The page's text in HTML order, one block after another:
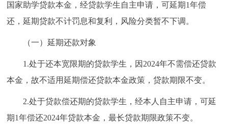
国家助学贷款本金，经贷款学生自主申请，可延期1年偿
还，延期贷款不计罚息和复利，风险分类暂不下调。
（一）延期还款对象
1.处于还本宽限期的贷款学生，因2024年不需偿还贷款
本金，故不适用延期偿还贷款本金政策，贷款期限不变。
2.处于贷款偿还期的贷款学生，经本人自主申请，可延
期1年偿还2024年贷款本金，最长贷款期限政策不变。